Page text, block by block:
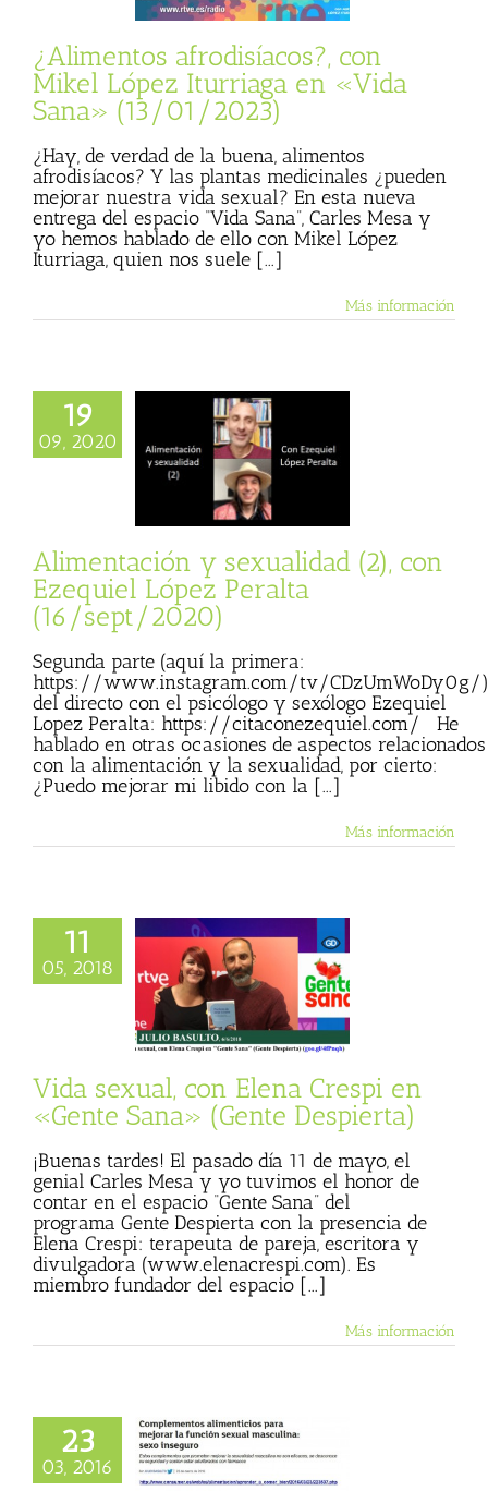
Sana¿Alimentos afrodisíacos?, con
Mikel López Iturriaga en «Vida
Sana» (13/01/2023)
¿Hay, de verdad de la buena, alimentos
afrodisíacos? Y las plantas medicinales ¿pueden
mejorar nuestra vida sexual? En esta nueva
entrega del espacio “Vida Sana”, Carles Mesa y
yo hemos hablado de ello con Mikel López
Iturriaga, quien nos suele [...]
Más información
19
09, 2020
y sexualidad
Ezequiel López
Alimentación y sexualidad (2), con
Ezequiel López Peralta
(16/sept/2020)
Segunda parte (aquí la primera:
https://www.instagram.com/tv/CDzUmWoDy0g/)
del directo con el psicólogo y sexólogo Ezequiel
Lopez Peralta: https://citaconezequiel.com/ He
hablado en otras ocasiones de aspectos relacionados
con la alimentación y la sexualidad, por cierto:
¿Puedo mejorar mi libido con la [...]
Más información
11
05, 2018
con Elena
«Gente Sana»
Vida sexual, con Elena Crespi en
«Gente Sana» (Gente Despierta)
¡Buenas tardes! El pasado día 11 de mayo, el
genial Carles Mesa y yo tuvimos el honor de
contar en el espacio “Gente Sana” del
programa Gente Despierta con la presencia de
Elena Crespi: terapeuta de pareja, escritora y
divulgadora (www.elenacrespi.com). Es
miembro fundador del espacio [...]
Más información
23
03, 2016